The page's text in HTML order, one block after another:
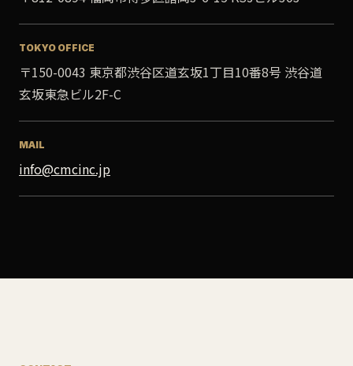
TOKYO OFFICE
〒150-0043 東京都渋谷区道玄坂1丁目10番8号 渋谷道
玄坂東急ビル2F-C
MAIL
info@cmcinc.jp